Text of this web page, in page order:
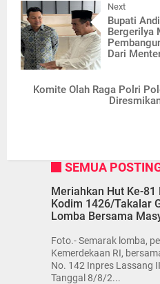
Next
Bupati
Bergerilya
Dari
Komite Olah Raga Polri
SEMUA
Meriahkan Hut Ke-81
Kodim 1426/Takalar
Lomba Bersama
Foto.- Semarak lomba,
Kemerdekaan RI,
No. 142 Inpres Lassang
Tanggal 8/8/2...